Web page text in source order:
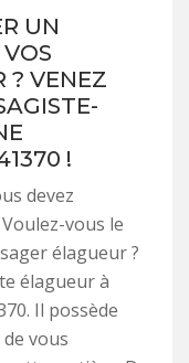
UN
? VENEZ
!
devez
vous le
élagueur ?
élagueur à
Il possède
vous